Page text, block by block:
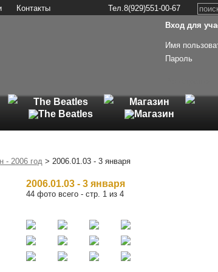
Контакты
Тел.8(929)551-00-67
Вход для
Имя
Пароль
The Beatles Магазин
- 2006 год > 2006.01.03 - 3 января
2006.01.03 - 3 января
44 фото всего - стр. 1 из 4